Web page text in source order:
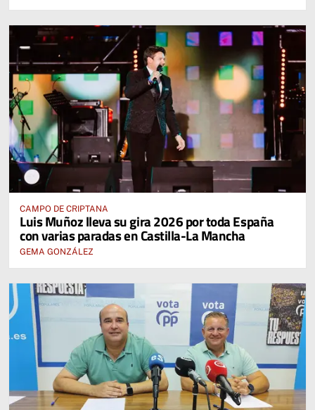
CAMPO DE CRIPTANA
Luis Muñoz lleva su gira 2026 por toda España
con varias paradas en Castilla-La Mancha
GEMA GONZÁLEZ